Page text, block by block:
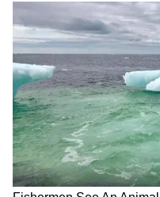
மூப்பு காரணமாக
அவருக்கு உடல்நலப்
வந்ததாக
ஏசியாநெட்